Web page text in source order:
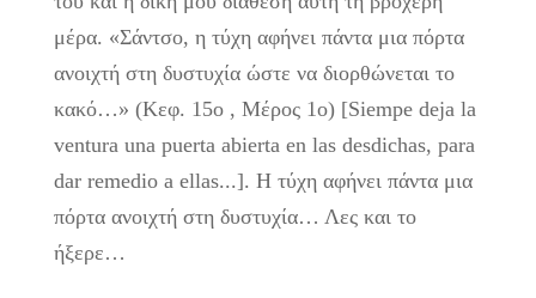
μέρα. «Σάντσο, η τύχη αφήνει πάντα μια πόρτα
ανοιχτή στη δυστυχία ώστε να διορθώνεται το
κακό…» (Κεφ. 15ο , Μέρος 1ο) [Siempe deja la
ventura una puerta abierta en las desdichas, para
dar remedio a ellas...]. Η τύχη αφήνει πάντα μια
πόρτα ανοιχτή στη δυστυχία… Λες και το
ήξερε…